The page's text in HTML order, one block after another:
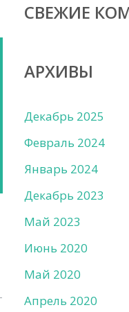
СВЕЖИЕ
АРХИВЫ
Декабрь 2025
Февраль 2024
Январь 2024
Декабрь 2023
Май 2023
Июнь 2020
Май 2020
Апрель 2020